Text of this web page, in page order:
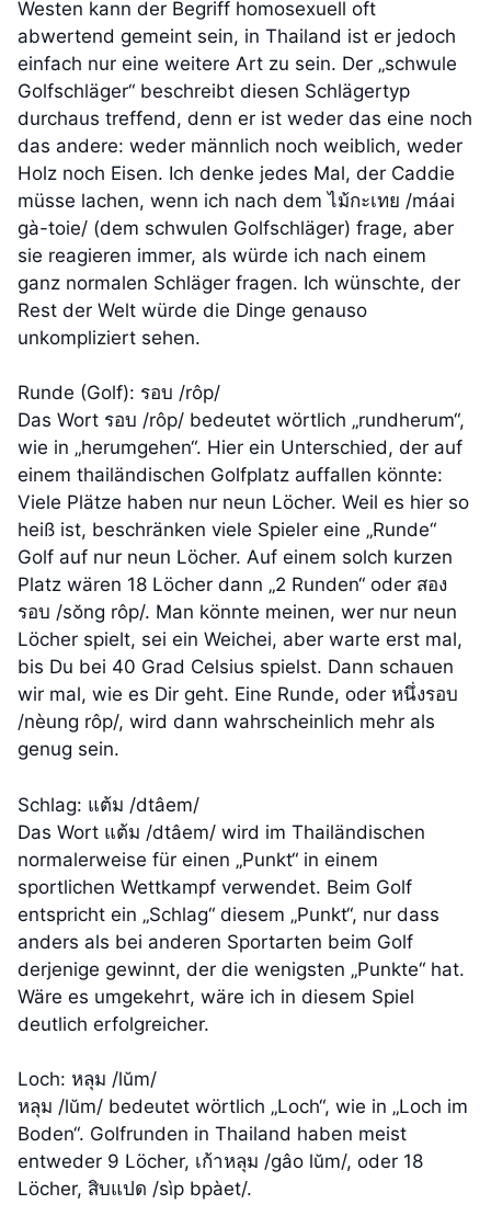
Westen kann der Begriff homosexuell oft
abwertend gemeint sein, in Thailand ist er jedoch
einfach nur eine weitere Art zu sein. Der „schwule
Golfschläger“ beschreibt diesen Schlägertyp
durchaus treffend, denn er ist weder das eine noch
das andere: weder männlich noch weiblich, weder
Holz noch Eisen. Ich denke jedes Mal, der Caddie
müsse lachen, wenn ich nach dem ไม้กะเทย /máai
gà-toie/ (dem schwulen Golfschläger) frage, aber
sie reagieren immer, als würde ich nach einem
ganz normalen Schläger fragen. Ich wünschte, der
Rest der Welt würde die Dinge genauso
unkompliziert sehen.
Runde (Golf): รอบ /rôp/
Das Wort รอบ /rôp/ bedeutet wörtlich „rundherum“,
wie in „herumgehen“. Hier ein Unterschied, der auf
einem thailändischen Golfplatz auffallen könnte:
Viele Plätze haben nur neun Löcher. Weil es hier so
heiß ist, beschränken viele Spieler eine „Runde“
Golf auf nur neun Löcher. Auf einem solch kurzen
Platz wären 18 Löcher dann „2 Runden“ oder สอง
รอบ /sŏng rôp/. Man könnte meinen, wer nur neun
Löcher spielt, sei ein Weichei, aber warte erst mal,
bis Du bei 40 Grad Celsius spielst. Dann schauen
wir mal, wie es Dir geht. Eine Runde, oder หนึ่งรอบ
/nèung rôp/, wird dann wahrscheinlich mehr als
genug sein.
Schlag: แต้ม /dtâem/
Das Wort แต้ม /dtâem/ wird im Thailändischen
normalerweise für einen „Punkt“ in einem
sportlichen Wettkampf verwendet. Beim Golf
entspricht ein „Schlag“ diesem „Punkt“, nur dass
anders als bei anderen Sportarten beim Golf
derjenige gewinnt, der die wenigsten „Punkte“ hat.
Wäre es umgekehrt, wäre ich in diesem Spiel
deutlich erfolgreicher.
Loch: หลุม /lŭm/
หลุม /lŭm/ bedeutet wörtlich „Loch“, wie in „Loch im
Boden“. Golfrunden in Thailand haben meist
entweder 9 Löcher, เก้าหลุม /gâo lŭm/, oder 18
Löcher, สิบแปด /sìp bpàet/.